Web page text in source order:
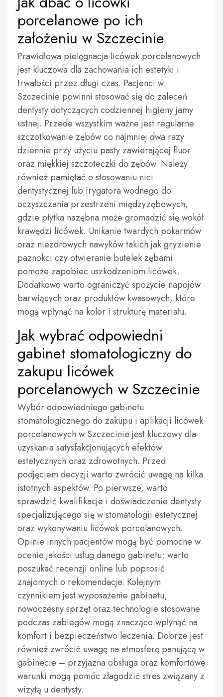
porcelanowe po ich
założeniu w Szczecinie
Prawidłowa pielęgnacja licówek porcelanowych
jest kluczowa dla zachowania ich estetyki i
trwałości przez długi czas. Pacjenci w
Szczecinie powinni stosować się do zaleceń
dentysty dotyczących codziennej higieny jamy
ustnej. Przede wszystkim ważne jest regularne
szczotkowanie zębów co najmniej dwa razy
dziennie przy użyciu pasty zawierającej fluor
oraz miękkiej szczoteczki do zębów. Należy
również pamiętać o stosowaniu nici
dentystycznej lub irygatora wodnego do
oczyszczania przestrzeni międzyzębowych,
gdzie płytka nazębna może gromadzić się wokół
krawędzi licówek. Unikanie twardych pokarmów
oraz niezdrowych nawyków takich jak gryzienie
paznokci czy otwieranie butelek zębami
pomoże zapobiec uszkodzeniom licówek.
Dodatkowo warto ograniczyć spożycie napojów
barwiących oraz produktów kwasowych, które
mogą wpłynąć na kolor i strukturę materiału.
Jak wybrać odpowiedni
gabinet stomatologiczny do
zakupu licówek
porcelanowych w Szczecinie
Wybór odpowiedniego gabinetu
stomatologicznego do zakupu i aplikacji licówek
porcelanowych w Szczecinie jest kluczowy dla
uzyskania satysfakcjonujących efektów
estetycznych oraz zdrowotnych. Przed
podjęciem decyzji warto zwrócić uwagę na kilka
istotnych aspektów. Po pierwsze, warto
sprawdzić kwalifikacje i doświadczenie dentysty
specjalizującego się w stomatologii estetycznej
oraz wykonywaniu licówek porcelanowych.
Opinie innych pacjentów mogą być pomocne w
ocenie jakości usług danego gabinetu; warto
poszukać recenzji online lub poprosić
znajomych o rekomendacje. Kolejnym
czynnikiem jest wyposażenie gabinetu;
nowoczesny sprzęt oraz technologie stosowane
podczas zabiegów mogą znacząco wpłynąć na
komfort i bezpieczeństwo leczenia. Dobrze jest
również zwrócić uwagę na atmosferę panującą w
gabinecie – przyjazna obsługa oraz komfortowe
warunki mogą pomóc złagodzić stres związany z
wizytą u dentysty.